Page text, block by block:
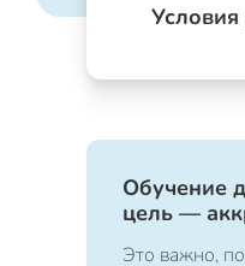
Условия
Обучение
цель —
Это важно,